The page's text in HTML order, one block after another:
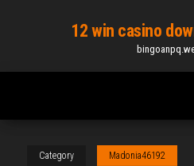
content
12 win casino
Category Madonia46192